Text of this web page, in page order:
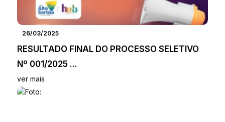
26/03/2025
RESULTADO FINAL DO PROCESSO SELETIVO
Nº 001/2025 ...
ver mais